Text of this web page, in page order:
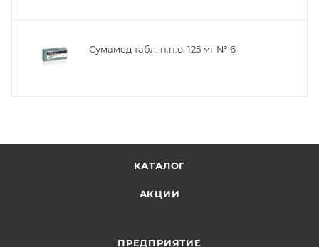
Сумамед табл. п.п.о. 125 мг № 6
КАТАЛОГ
АКЦИИ
ПРЕДПРИЯТИЕ